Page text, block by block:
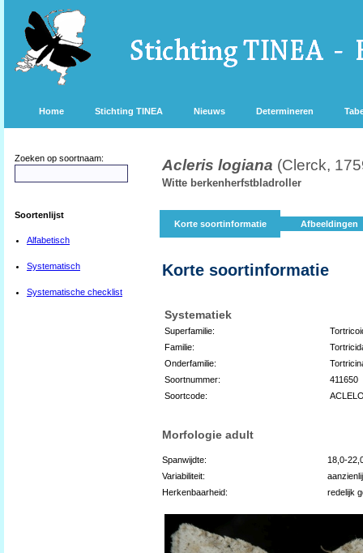
Home Stichting TINEA Nieuws Determineren
Zoeken op soortnaam:
Soortenlijst
Alfabetisch
Systematisch
Systematische checklist
Acleris logiana (Clerck,
Witte berkenherfstbladroller
Korte soortinformatie Afbeeldingen
Korte soortinformatie
Systematiek
Superfamilie:
Familie:
Onderfamilie:
Soortnummer:
411650
Soortcode:
Morfologie adult
Spanwijdte:
18,0-
Variabiliteit:
Herkenbaarheid:
redelijk